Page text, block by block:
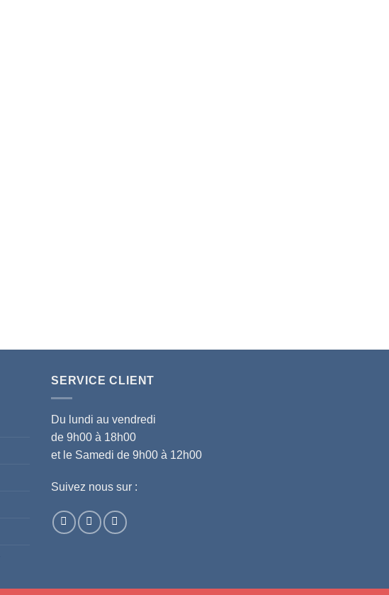
SERVICE CLIENT
Du lundi au vendredi
de 9h00 à 18h00
et le Samedi de 9h00 à 12h00
Suivez nous sur :